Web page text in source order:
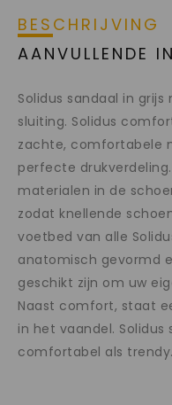
BESCHRIJVING
AANVULLENDE
Solidus sandaal in
sluiting. Solidus
zachte, comfortabele
perfecte
materialen in de
zodat knellende
voetbed van alle
anatomisch gevormd
geschikt zijn om uw
Naast comfort, staat
in het vaandel. Solidus
comfortabel als trendy.